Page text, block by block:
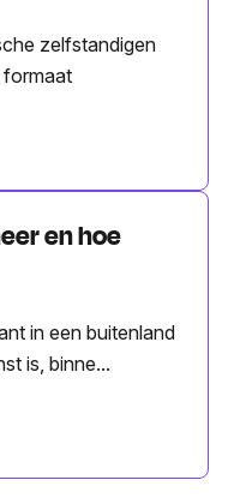
zelfstandigen
formaat
en hoe
in een buitenland
is, binne...